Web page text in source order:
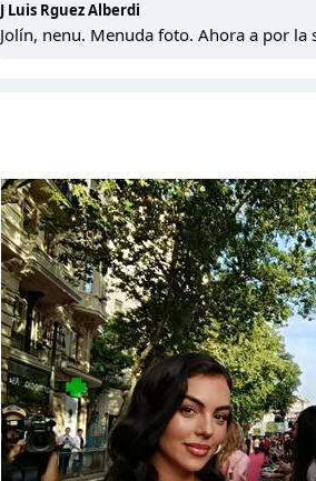
J Luis Rguez Alberdi
Jolín, nenu. Menuda foto. Ahora a por